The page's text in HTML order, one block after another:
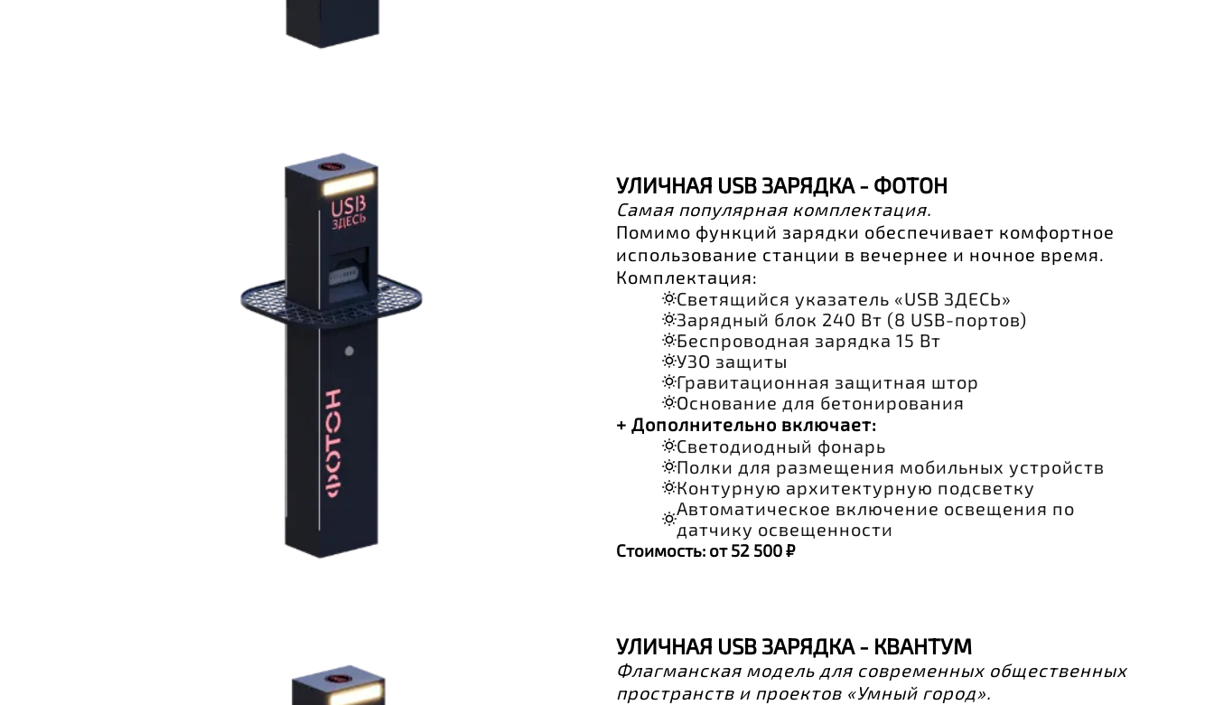
УЛИЧНАЯ USB ЗАРЯДКА - ФОТОН
Самая популярная комплектация.
Помимо функций зарядки обеспечивает комфортное
использование станции в вечернее и ночное время.
Комплектация:
Светящийся указатель «USB ЗДЕСЬ»
Зарядный блок 240 Вт (8 USB-портов)
Беспроводная зарядка 15 Вт
УЗО защиты
Гравитационная защитная штор
Основание для бетонирования
+ Дополнительно включает:
Светодиодный фонарь
Полки для размещения мобильных устройств
Контурную архитектурную подсветку
Автоматическое включение освещения по
датчику освещенности
Стоимость: от 52 500 ₽
УЛИЧНАЯ USB ЗАРЯДКА - КВАНТУМ
Флагманская модель для современных общественных
пространств и проектов «Умный город».